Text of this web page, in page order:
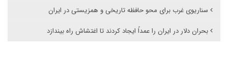
سناریوی غرب برای محو حافظه تاریخی و همزیستی در ایران
بحران دلار در ایران را عمداً ایجاد کردند تا اغتشاش راه بیندازد